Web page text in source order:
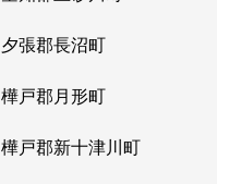
夕張郡長沼町
樺戸郡月形町
樺戸郡新十津川町